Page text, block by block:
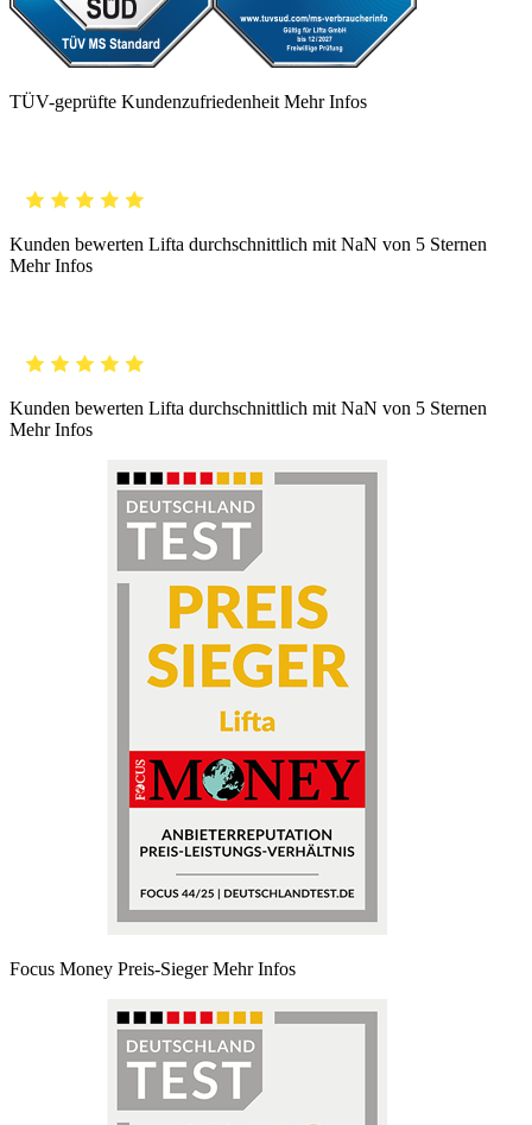
TÜV-geprüfte Kundenzufriedenheit Mehr Infos
Kunden bewerten Lifta durchschnittlich mit NaN von 5 Sternen
Mehr Infos
Kunden bewerten Lifta durchschnittlich mit NaN von 5 Sternen
Mehr Infos
Focus Money Preis-SiegerMehr Infos